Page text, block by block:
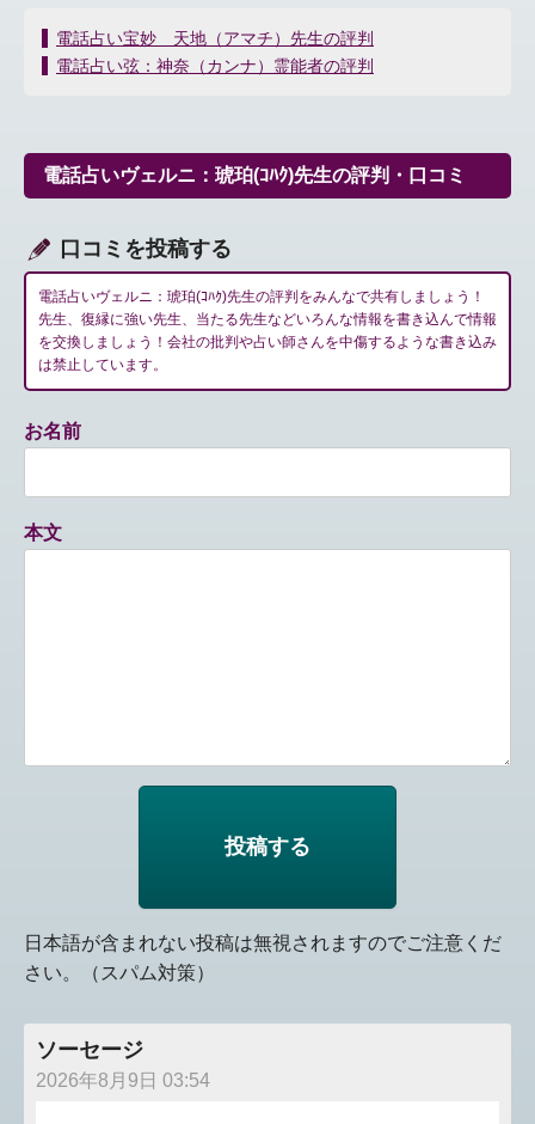
投
稿
ー
シ
ン
電話占い宝妙 天地（アマチ）先生の評判
電話占い弦：神奈（カンナ）霊能者の評判
電話占いヴェルニ：琥珀(ｺﾊｸ)先生の評判・口コミ
口コミを投稿する
電話占いヴェルニ：琥珀(ｺﾊｸ)先生の評判をみんなで共有しましょう！
先生、復縁に強い先生、当たる先生などいろんな情報を書き込んで情報
を交換しましょう！会社の批判や占い師さんを中傷するような書き込み
は禁止しています。
お名前
本文
日本語が含まれない投稿は無視されますのでご注意くだ
さい。（スパム対策）
ソーセージ
2026年8月9日 03:54